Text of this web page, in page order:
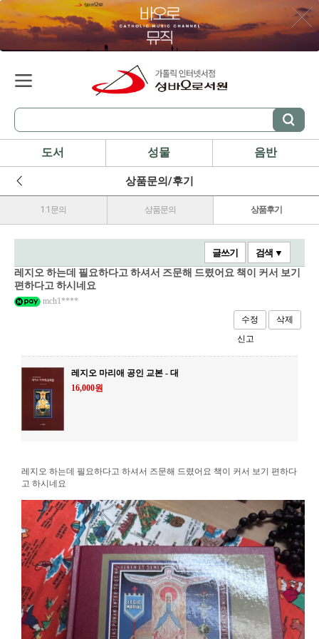
도서 성물 음반
상품문의/후기
1:1문의 상품문의 상품후기
글쓰기 검색 ▼
레지오 하는데 필요하다고 하셔서 즈문해 드렸어요 책이 커서 보기
편하다고 하시네요
mch1****
수정
삭제
신고
레지오 마리애 공인 교본 - 대
16,000원
레지오 하는데 필요하다고 하셔서 즈문해 드렸어요 책이 커서 보기 편하다
고 하시네요